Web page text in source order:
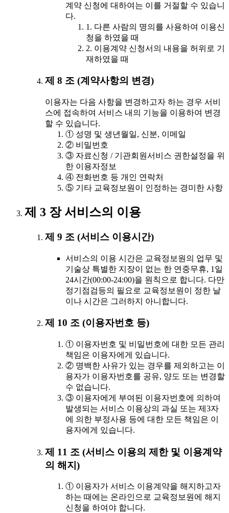
계약 신청에 대하여는 이를 거절할 수 있습니
다.
1. 다른 사람의 명의를 사용하여 이용신
청을 하였을 때
2. 이용계약 신청서의 내용을 허위로 기
재하였을 때
제 8 조 (계약사항의 변경)
이용자는 다음 사항을 변경하고자 하는 경우 서비
스에 접속하여 서비스 내의 기능을 이용하여 변경
할 수 있습니다.
① 성명 및 생년월일, 신분, 이메일
② 비밀번호
③ 자료신청 / 기관회원서비스 권한설정을 위
한 이용자정보
④ 전화번호 등 개인 연락처
⑤ 기타 교육정보원이 인정하는 경미한 사항
제 3 장 서비스의 이용
제 9 조 (서비스 이용시간)
서비스의 이용 시간은 교육정보원의 업무 및
기술상 특별한 지장이 없는 한 연중무휴, 1일
24시간(00:00-24:00)을 원칙으로 합니다. 다만
정기점검등의 필요로 교육정보원이 정한 날
이나 시간은 그러하지 아니합니다.
제 10 조 (이용자번호 등)
① 이용자번호 및 비밀번호에 대한 모든 관리
책임은 이용자에게 있습니다.
② 명백한 사유가 있는 경우를 제외하고는 이
용자가 이용자번호를 공유, 양도 또는 변경할
수 없습니다.
③ 이용자에게 부여된 이용자번호에 의하여
발생되는 서비스 이용상의 과실 또는 제3자
에 의한 부정사용 등에 대한 모든 책임은 이
용자에게 있습니다.
제 11 조 (서비스 이용의 제한 및 이용계약
의 해지)
① 이용자가 서비스 이용계약을 해지하고자
하는 때에는 온라인으로 교육정보원에 해지
신청을 하여야 합니다.